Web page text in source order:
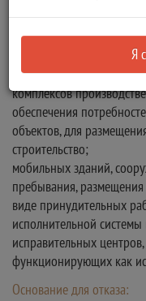
транспортными
осуществлять заправку
компримированным и
таких объектов, а
комплексов
обеспечения
объектов, для
строительство;
мобильных зданий,
пребывания,
виде принудительных
исполнительной
исправительных
функционирующих как
Основание для отказа: